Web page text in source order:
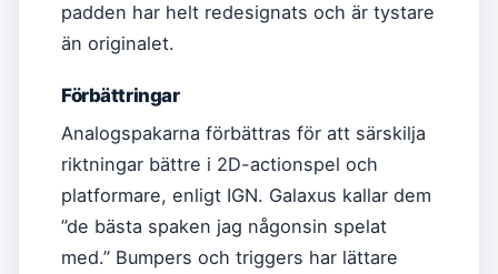
padden har helt redesignats och är tystare
än originalet.
Förbättringar
Analogspakarna förbättras för att särskilja
riktningar bättre i 2D-actionspel och
platformare, enligt IGN. Galaxus kallar dem
”de bästa spaken jag någonsin spelat
med.” Bumpers och triggers har lättare